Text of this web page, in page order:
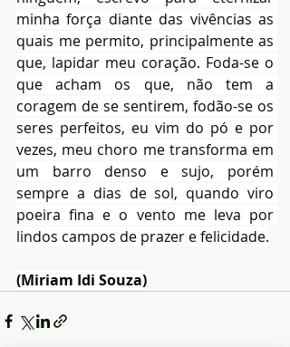
minha força diante das vivências as
quais me permito, principalmente as
que, lapidar meu coração. Foda-se o
que acham os que, não tem a
coragem de se sentirem, fodão-se os
seres perfeitos, eu vim do pó e por
vezes, meu choro me transforma em
um barro denso e sujo, porém
sempre a dias de sol, quando viro
poeira fina e o vento me leva por
lindos campos de prazer e felicidade.
(Miriam Idi Souza)